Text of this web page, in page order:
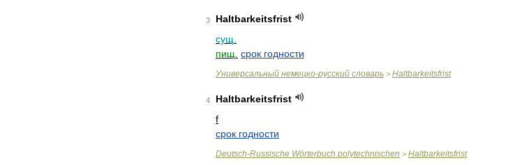
3
Haltbarkeitsfrist
сущ
пищ срок годности
Универсальный немецко-русский словарь > Haltbarkeitsfrist
4
Haltbarkeitsfrist
f
срок годности
Deutsch-Russische Wörterbuch polytechnischen > Haltbarkeitsfrist